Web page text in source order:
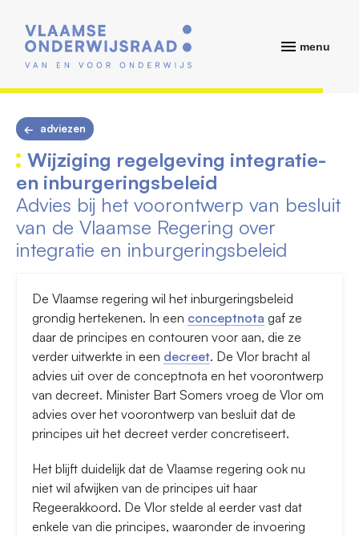
menu
adviezen
Wijziging regelgeving integratie-
en inburgeringsbeleid
Advies bij het voorontwerp van besluit
van de Vlaamse Regering over
integratie en inburgeringsbeleid
De Vlaamse regering wil het inburgeringsbeleid
grondig hertekenen. In een conceptnota gaf ze
daar de principes en contouren voor aan, die ze
verder uitwerkte in een decreet. De Vlor bracht al
advies uit over de conceptnota en het voorontwerp
van decreet. Minister Bart Somers vroeg de Vlor om
advies over het voorontwerp van besluit dat de
principes uit het decreet verder concretiseert.
Het blijft duidelijk dat de Vlaamse regering ook nu
niet wil afwijken van de principes uit haar
Regeerakkoord. De Vlor stelde al eerder vast dat
enkele van die principes, waaronder de invoering